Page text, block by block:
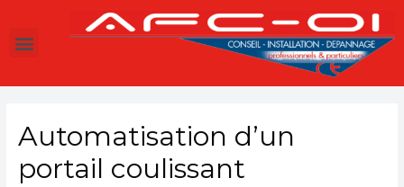
Automatisation d’un
portail coulissant